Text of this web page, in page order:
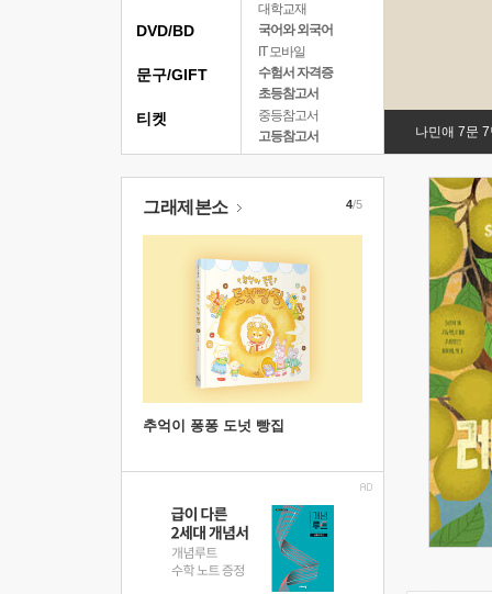
대학교재
국어와 외국어
IT 모바일
수험서 자격증
초등참고서
중등참고서
고등참고서
나민애 7문
DVD/BD
문구/GIFT
티켓
그래제본소
추억이 퐁퐁 도넛 빵집
4/5